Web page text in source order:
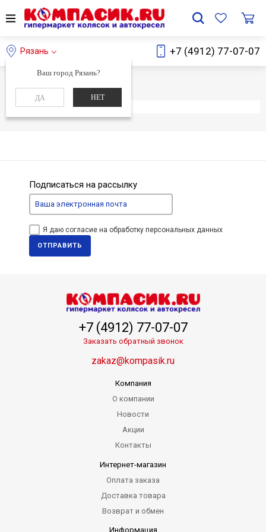
Рязань
Ваш город Рязань?
ДА НЕТ
+7 (4912) 77-07-07
Главная Каталог
Элемент не найден
Подписаться на рассылку
Я даю согласие на обработку персональных данных
ОТПРАВИТЬ
+7 (4912) 77-07-07
Заказать обратный звонок
zakaz@kompasik.ru
Компания
О компании
Новости
Акции
Контакты
Интернет-магазин
Оплата заказа
Доставка товара
Возврат и обмен
Информация